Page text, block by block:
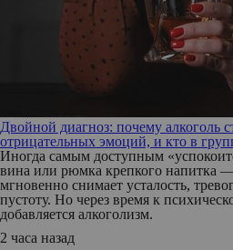
Двойной диагноз: почему алкоголь
отрицательных эмоций, и кто в
Иногда самым доступным
вина или рюмка крепкого напитка —
мгновенно снимает усталость,
пустоту. Но через время к
добавляется алкоголизм.
2 часа назад